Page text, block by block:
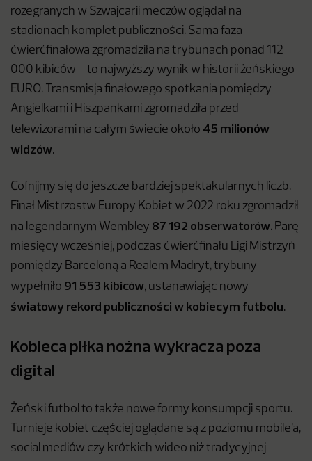
rozegranych w Szwajcarii meczów oglądał na
stadionach komplet publiczności. Sama faza
ćwierćfinałowa zgromadziła na trybunach ponad 112
000 kibiców – to najwyższy wynik w historii żeńskiego
EURO. Transmisja finałowego spotkania pomiędzy
Angielkami i Hiszpankami zgromadziła przed
telewizorami na całym świecie około 45 milionów
widzów.
Cofnijmy się do jeszcze bardziej spektakularnych liczb.
Finał Mistrzostw Europy Kobiet w 2022 roku zgromadził
na legendarnym Wembley 87 192 obserwatorów. Parę
miesięcy wcześniej, podczas ćwierćfinału Ligi Mistrzyń
pomiędzy Barceloną a Realem Madryt, trybuny
wypełniło 91 553 kibiców, ustanawiając nowy
światowy rekord publiczności w kobiecym futbolu.
Kobieca piłka nożna wykracza poza
digital
Żeński futbol to także nowe formy konsumpcji sportu.
Turnieje kobiet częściej oglądane są z poziomu mobile’a,
social mediów czy krótkich wideo niż tradycyjnej